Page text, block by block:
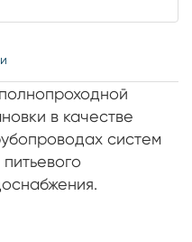
в качестве
систем